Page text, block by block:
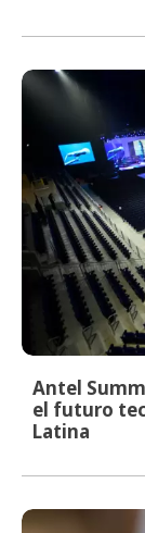
Antel
el futuro
Latina